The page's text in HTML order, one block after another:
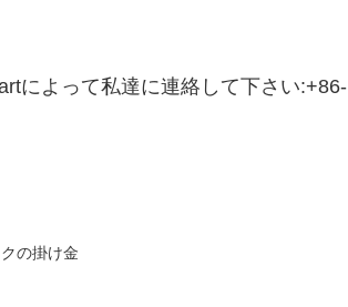
によって私達に連絡して下さい:+86-
の掛け金